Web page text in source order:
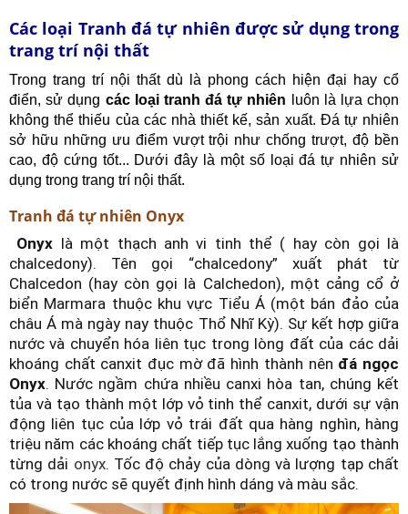
Các loại Tranh đá tự nhiên được sử dụng trong
trang trí nội thất
Trong trang trí nội thất dù là phong cách hiện đại hay cổ
điển, sử dụng các loại tranh đá tự nhiên luôn là lựa chọn
không thể thiếu của các nhà thiết kế, sản xuất. Đá tự nhiên
sở hữu những ưu điểm vượt trội như chống trượt, độ bền
cao, độ cứng tốt... Dưới đây là một số loại đá tự nhiên sử
dụng trong trang trí nội thất.
Tranh đá tự nhiên Onyx
Onyx là một thạch anh vi tinh thể ( hay còn gọi là
chalcedony). Tên gọi “chalcedony” xuất phát từ
Chalcedon (hay còn gọi là Calchedon), một cảng cổ ở
biển Marmara thuộc khu vực Tiểu Á (một bán đảo của
châu Á mà ngày nay thuộc Thổ Nhĩ Kỳ). Sự kết hợp giữa
nước và chuyển hóa liên tục trong lòng đất của các dải
khoáng chất canxit đục mờ đã hình thành nên đá ngọc
Onyx. Nước ngầm chứa nhiều canxi hòa tan, chúng kết
tủa và tạo thành một lớp vỏ tinh thể canxit, dưới sự vận
động liên tục của lớp vỏ trái đất qua hàng nghìn, hàng
triệu năm các khoáng chất tiếp tục lắng xuống tạo thành
từng dải onyx. Tốc độ chảy của dòng và lượng tạp chất
có trong nước sẽ quyết định hình dáng và màu sắc.